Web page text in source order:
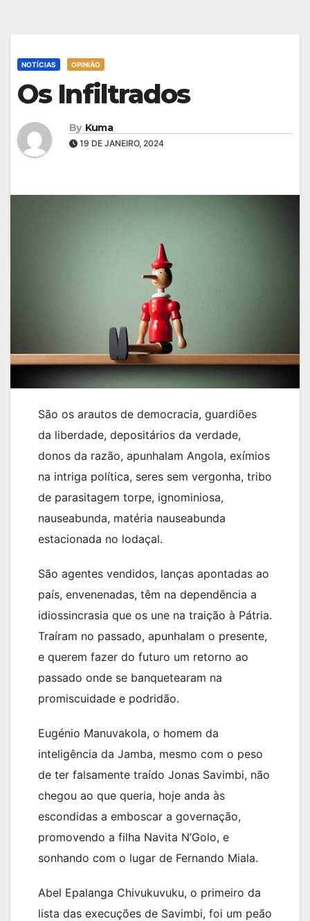
NOTÍCIAS OPINIÃO
Os Infiltrados
By Kuma
19 DE JANEIRO, 2024
São os arautos de democracia, guardiões
da liberdade, depositários da verdade,
donos da razão, apunhalam Angola, exímios
na intriga política, seres sem vergonha, tribo
de parasitagem torpe, ignominiosa,
nauseabunda, matéria nauseabunda
estacionada no lodaçal.
São agentes vendidos, lanças apontadas ao
país, envenenadas, têm na dependência a
idiossincrasia que os une na traição à Pátria.
Traíram no passado, apunhalam o presente,
e querem fazer do futuro um retorno ao
passado onde se banquetearam na
promiscuidade e podridão.
Eugénio Manuvakola, o homem da
inteligência da Jamba, mesmo com o peso
de ter falsamente traído Jonas Savimbi, não
chegou ao que queria, hoje anda às
escondidas a emboscar a governação,
promovendo a filha Navita N’Golo, e
sonhando com o lugar de Fernando Miala.
Abel Epalanga Chivukuvuku, o primeiro da
lista das execuções de Savimbi, foi um peão